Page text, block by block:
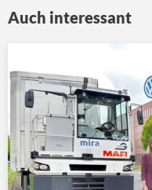
Auch interessant